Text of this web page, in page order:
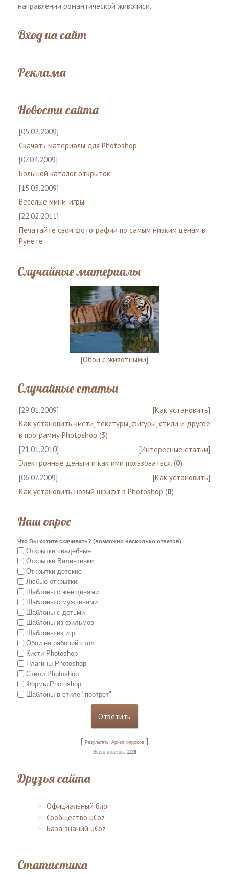
направлении романтической живописи.
Вход на сайт
Реклама
Новости сайта
[05.02.2009]
Скачать материалы для Photoshop
[07.04.2009]
Большой каталог открыток
[15.05.2009]
Веселые мини-игры
[22.02.2011]
Печатайте свои фотографии по самым низким ценам в
Рунете
Случайные материалы
[Обои с животными]
Случайные статьи
[29.01.2009] [Как установить]
Как установить кисти, текстуры, фигуры, стили и другое
в программу Photoshop (3)
[21.01.2010]
[Интересные статьи]
Электронные деньги и как ими пользоваться. (0)
[06.07.2009]
[Как установить]
Как установить новый шрифт в Photoshop (0)
Наш опрос
Что Вы хотите скачивать? (возможно несколько ответов)
Открытки свадебные
Открытки Валентинки
Открытки детские
Любые открытки
Шаблоны с женщинами
Шаблоны с мужчинами
Шаблоны с детьми
Шаблоны из фильмов
Шаблоны из игр
Обои на рабочий стол
Кисти Photoshop
Плагины Photoshop
Стили Photoshop
Формы Photoshop
Шаблоны в стиле "портрет"
[ Результаты Архив опросов ]
Всего ответов: 1126
Друзья сайта
Официальный блог
Сообщество uCoz
База знаний uCoz
Статистика